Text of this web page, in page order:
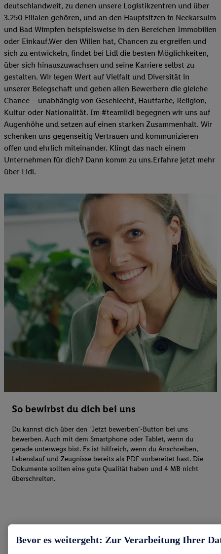
deutschlandweit, zu denen unsere Logistikzentren und über
3.250 Filialen gehören, und an den Hauptsitzen in Neckarsulm
und Bad Wimpfen beispielsweise in den Bereichen Immobilien
oder Einkauf.Wer den Willen hat, Chancen zu ergreifen und
sich zu entwickeln, findet bei Lidl die besten Möglichkeiten,
über sich hinauszuwachsen und seine Karriere selbst zu
gestalten. Wir legen Wert auf Vielfalt und Diversität in
unserer Belegschaft und geben allen Bewerbern die gleiche
Chance – unabhängig von Geschlecht, Hautfarbe, Religion,
Kultur oder Nationalität. Im #teamlidl begegnen wir uns auf
Augenhöhe und setzen auf einen starken Zusammenhalt. Wir
schenken uns gegenseitig Vertrauen und kommunizieren
offen und ehrlich miteinander. Klingt das nach einem
Unternehmen für dich? Dann komm zu uns.​Erfahre jetzt mehr
über Lidl.
So bewirbst du dich bei uns
Du kannst dich über den "Jetzt bewerben"-Button bei uns
bewerben. Auch mit dem Smartphone oder Tablet, wenn du
gerade unterwegs bist. Es ist hilfreich, wenn du Anschreiben,
Lebenslauf und Zeugnisse bereits als PDF vorbereitet hast. Die
Dokumente sollten eine gute Qualität haben und 4 MB nicht
überschreiten.
Bevor es weitergeht: Zur Verarbeitung Ihrer